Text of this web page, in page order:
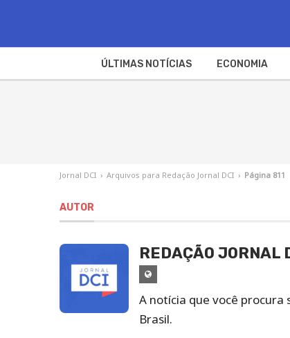
ÚLTIMAS NOTÍCIAS ECONOMIA
Jornal DCI › Arquivos para Redação Jornal DCI › Página 811
AUTOR
REDAÇÃO JORNAL
Site
Jornal
A notícia que você procura
Brasil.